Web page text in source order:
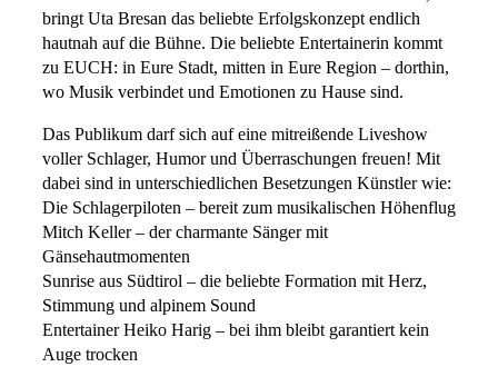
bringt Uta Bresan das beliebte Erfolgskonzept endlich
hautnah auf die Bühne. Die beliebte Entertainerin kommt
zu EUCH: in Eure Stadt, mitten in Eure Region – dorthin,
wo Musik verbindet und Emotionen zu Hause sind.
Das Publikum darf sich auf eine mitreißende Liveshow
voller Schlager, Humor und Überraschungen freuen! Mit
dabei sind in unterschiedlichen Besetzungen Künstler wie:
Die Schlagerpiloten – bereit zum musikalischen Höhenflug
Mitch Keller – der charmante Sänger mit
Gänsehautmomenten
Sunrise aus Südtirol – die beliebte Formation mit Herz,
Stimmung und alpinem Sound
Entertainer Heiko Harig – bei ihm bleibt garantiert kein
Auge trocken